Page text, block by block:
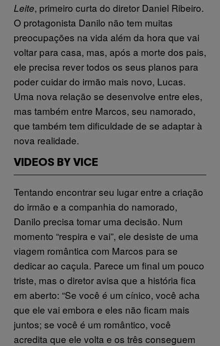
Leite, primeiro curta do diretor Daniel Ribeiro.
O protagonista Danilo não tem muitas
preocupações na vida além da hora que vai
voltar para casa, mas, após a morte dos pais,
ele precisa rever todos os seus planos para
poder cuidar do irmão mais novo, Lucas.
Uma nova relação se desenvolve entre eles,
mas também entre Marcos, seu namorado,
que também tem dificuldade de se adaptar à
nova realidade.
VIDEOS BY VICE
Tentando encontrar seu lugar entre a criação
do irmão e a companhia do namorado,
Danilo precisa tomar uma decisão. Num
momento “respira e vai”, ele desiste de uma
viagem romântica com Marcos para se
dedicar ao caçula. Parece um final um pouco
triste, mas o diretor avisa que a história fica
em aberto: “Se você é um cínico, você acha
que ele vai embora e eles não ficam mais
juntos; se você é um romântico, você
acredita que ele volta e os três conseguem